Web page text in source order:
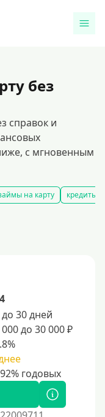
без
справок и
с мгновенным
на карту кредиты и
4
до 30 дней
000 до 30 000 ₽